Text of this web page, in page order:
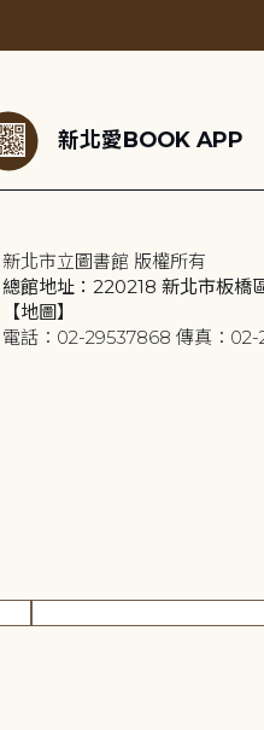
新北愛BOOK APP
新北市立圖書館 版權所有
總館地址：220218 新北市板橋
【地圖】
電話：02-29537868 傳真：02-